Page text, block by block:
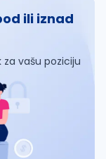
ili iznad
vašu poziciju